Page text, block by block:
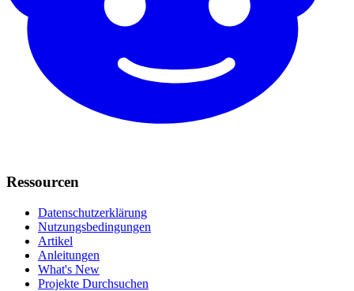
Ressourcen
Datenschutzerklärung
Nutzungsbedingungen
Artikel
Anleitungen
What's New
Projekte Durchsuchen